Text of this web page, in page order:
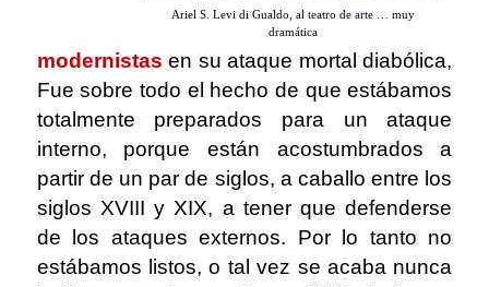
Ariel S. Levi di Gualdo, al teatro de arte … muy
dramática
modernistas en su ataque mortal diabólica,
Fue sobre todo el hecho de que estábamos
totalmente preparados para un ataque
interno, porque están acostumbrados a
partir de un par de siglos, a caballo entre los
siglos XVIII y XIX, a tener que defenderse
de los ataques externos. Por lo tanto no
estábamos listos, o tal vez se acaba nunca